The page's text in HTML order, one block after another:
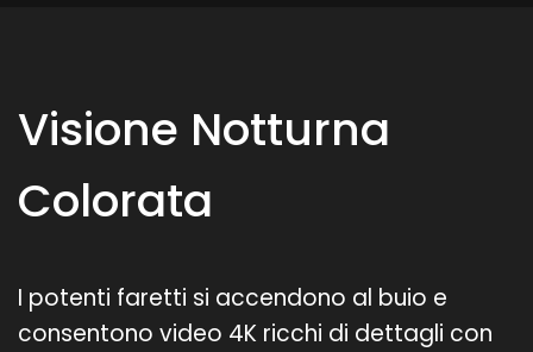
Visione Notturna
Colorata
I potenti faretti si accendono al buio e
consentono video 4K ricchi di dettagli con